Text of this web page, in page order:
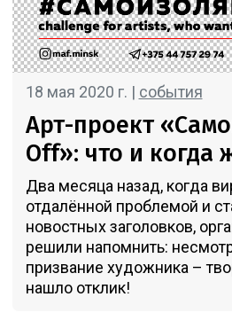
18 мая 2020 г. | события
Арт-проект
Off»: что и когда
Два месяца назад, когда
отдалённой проблемой и
новостных заголовков,
решили напомнить:
призвание художника –
нашло отклик!